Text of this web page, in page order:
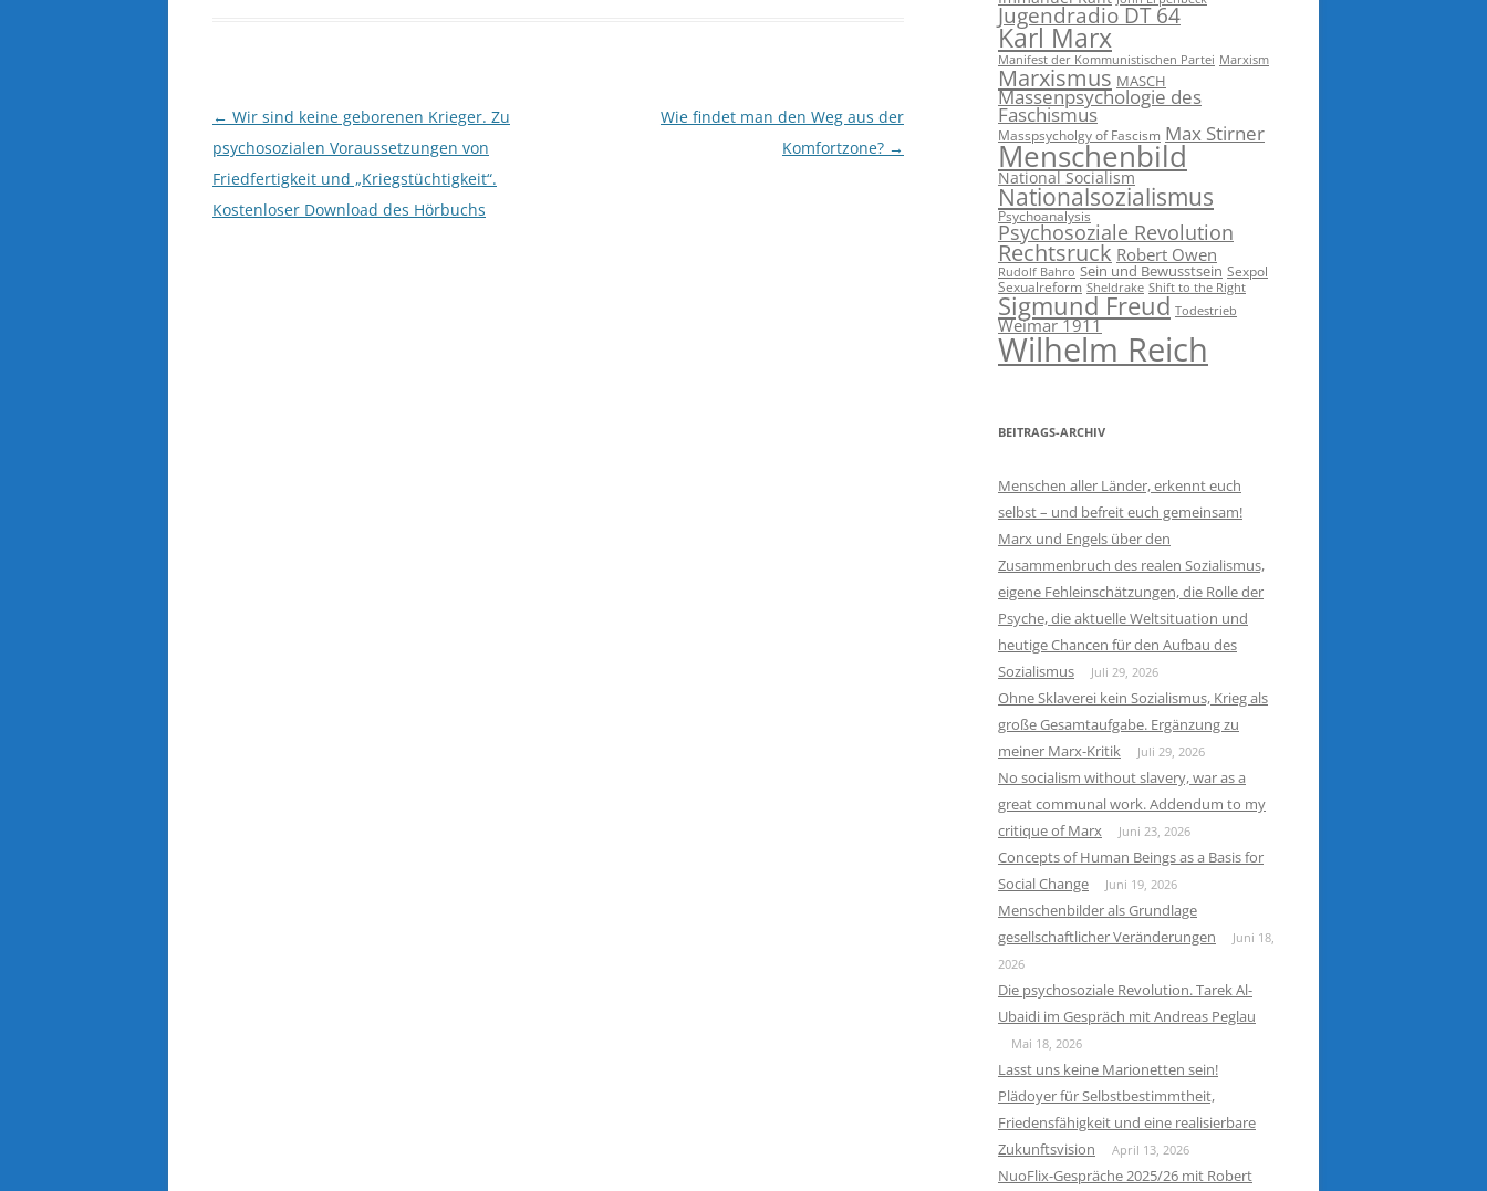
Beitragsnavigation
← Wir sind keine geborenen Krieger. Zu
psychosozialen Voraussetzungen von
Friedfertigkeit und „Kriegstüchtigkeit“.
Kostenloser Download des Hörbuchs
Wie findet man den Weg aus der
Komfortzone? →
Jugendradio DT 64
Karl Marx
Manifest der Kommunistischen Partei Marxism
Marxismus MASCH
Massenpsychologie des
Faschismus
Masspsycholgy of Fascism Max Stirner
Menschenbild
National Socialism
Nationalsozialismus
Psychoanalysis
Psychosoziale Revolution
Rechtsruck Robert Owen
Rudolf Bahro Sein und Bewusstsein Sexpol
Sexualreform Sheldrake Shift to the Right
Sigmund Freud Todestrieb
Weimar 1911
Wilhelm Reich
BEITRAGS-ARCHIV
Menschen aller Länder, erkennt euch
selbst – und befreit euch gemeinsam!
Marx und Engels über den
Zusammenbruch des realen Sozialismus,
eigene Fehleinschätzungen, die Rolle der
Psyche, die aktuelle Weltsituation und
heutige Chancen für den Aufbau des
Sozialismus
Juli 29, 2026
Ohne Sklaverei kein Sozialismus, Krieg als
große Gesamtaufgabe. Ergänzung zu
meiner Marx-Kritik
Juli 29, 2026
No socialism without slavery, war as a
great communal work. Addendum to my
critique of Marx
Juni 23, 2026
Concepts of Human Beings as a Basis for
Social Change
Juni 19, 2026
Menschenbilder als Grundlage
gesellschaftlicher Veränderungen
Juni 18,
2026
Die psychosoziale Revolution. Tarek Al-
Ubaidi im Gespräch mit Andreas Peglau
Mai 18, 2026
Lasst uns keine Marionetten sein!
Plädoyer für Selbstbestimmtheit,
Friedensfähigkeit und eine realisierbare
Zukunftsvision
April 13, 2026
NuoFlix-Gespräche 2025/26 mit Robert